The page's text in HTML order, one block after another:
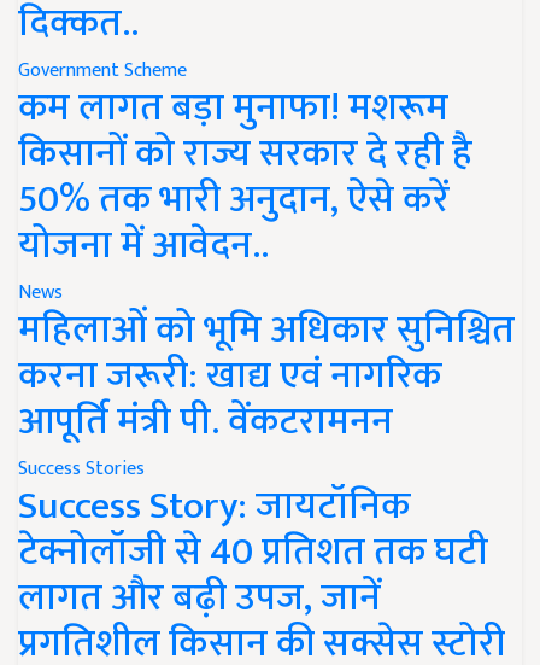
दिक्कत..
Government Scheme
कम लागत बड़ा मुनाफा! मशरूम
किसानों को राज्य सरकार दे रही है
50% तक भारी अनुदान, ऐसे करें
योजना में आवेदन..
News
महिलाओं को भूमि अधिकार सुनिश्चित
करना जरूरी: खाद्य एवं नागरिक
आपूर्ति मंत्री पी. वेंकटरामनन
Success Stories
Success Story: जायटॉनिक
टेक्नोलॉजी से 40 प्रतिशत तक घटी
लागत और बढ़ी उपज, जानें
प्रगतिशील किसान की सक्सेस स्टोरी